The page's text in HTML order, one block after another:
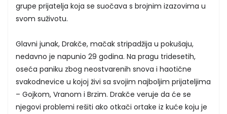
grupe prijatelja koja se suočava s brojnim izazovima u
svom suživotu.
Glavni junak, Drakče, mačak stripadžija u pokušaju,
nedavno je napunio 29 godina. Na pragu tridesetih,
oseća paniku zbog neostvarenih snova i haotične
svakodnevice u kojoj živi sa svojim najboljim prijateljima
– Gojkom, Vranom i Brzim. Drakče veruje da će se
njegovi problemi rešiti ako otkači ortake iz kuće koju je